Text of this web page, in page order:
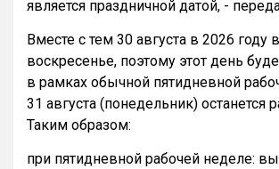
является праздничной датой, -
Вместе с тем 30 августа в 2026 году
воскресенье, поэтому этот день
в рамках обычной пятидневной
31 августа (понедельник) останется
Таким образом:
при пятидневной рабочей неделе: